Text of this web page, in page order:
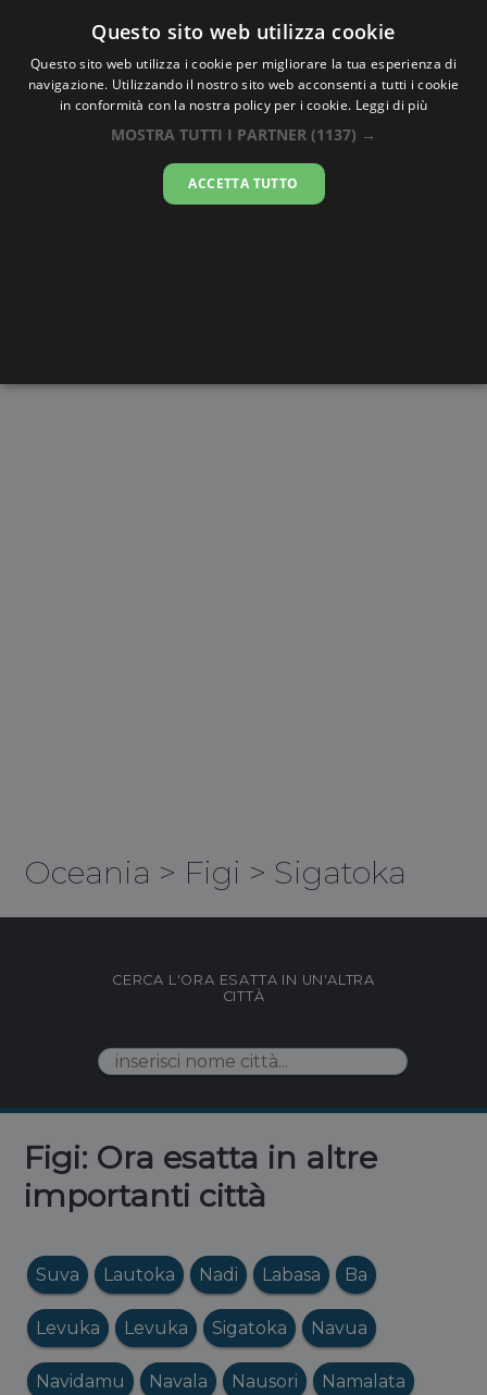
Oraesatta.co
Ora EsattaSigatoka
07:27:46
Oceania > Figi > Sigatoka
CERCA L'ORA ESATTA IN UN'ALTRA
CITTÀ
Figi: Ora esatta in altre
importanti città
Suva Lautoka Nadi Labasa Ba
Levuka Levuka Sigatoka Navua
Navidamu Navala Nausori Namalata
Questo sito web utilizza cookie
Questo sito web utilizza i cookie per migliorare la tua esperienza di
navigazione. Utilizzando il nostro sito web acconsenti a tutti i cookie
in conformità con la nostra policy per i cookie. Leggi di più
MOSTRA TUTTI I PARTNER (1137) →
ACCETTA TUTTO